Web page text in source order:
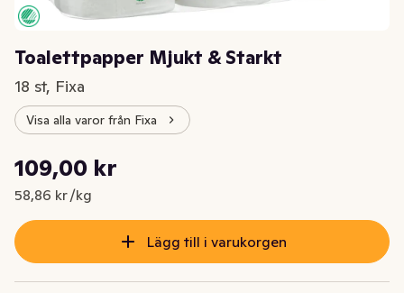
Toalettpapper Mjukt & Starkt
18 st, Fixa
Visa alla varor från Fixa
Nuvarande pris är: 109,00 kr
109,00 kr
58,86 kr /kg
Styckpris: 58,86 kr /kg
Lägg till i varukorgen